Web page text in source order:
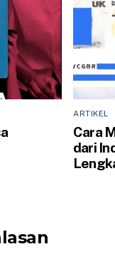
ARTIKEL
Cara
dari